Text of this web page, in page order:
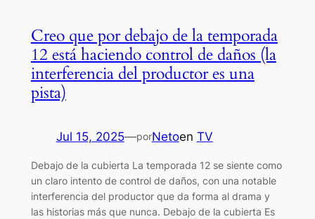
Creo que por debajo de la temporada
12 está haciendo control de daños (la
interferencia del productor es una
pista)
Jul 15, 2025—porNetoen TV
Debajo de la cubierta La temporada 12 se siente como
un claro intento de control de daños, con una notable
interferencia del productor que da forma al drama y
las historias más que nunca. Debajo de la cubierta Es